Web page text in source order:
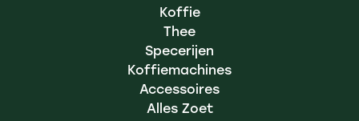
Koffie
Thee
Specerijen
Koffiemachines
Accessoires
Alles Zoet